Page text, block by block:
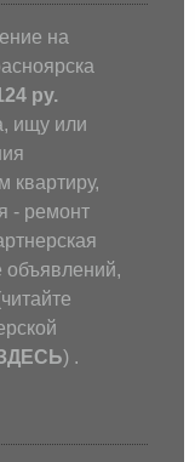
на
ру.
ищу или
квартиру,
- ремонт
объявлений,
читайте
) .